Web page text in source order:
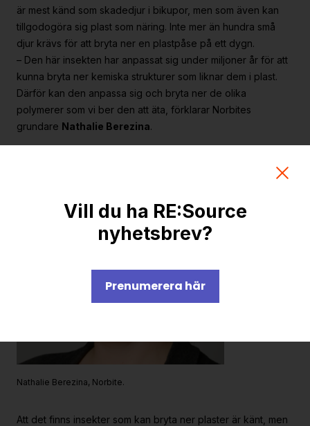
Kontakt
är mest känd som skadedjur i bikupor, men som även kan
tillgodogöra sig plast som näring. Inte mer än hundra små
djur krävs för att bryta ner en plastpåse på ett dygn.
– Den här insekten har anpassat sig under miljoner år för att
kunna bryta ner kemiska strukturer som liknar dem i plast.
Därför kan den anpassa sig och bryta ner de olika
polymerer som vi ber den att äta, förklarar Norbites
grundare Nathalie Berezina.
Nathalie Berezina, Norbite.
Att det finns insekter som kan bryta ner plaster är känt, men
Vill du ha RE:Source
nyhetsbrev?
Prenumerera här